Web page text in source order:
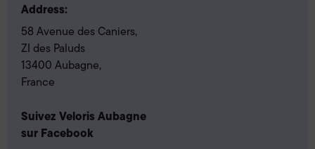
Address:
58 Avenue des Caniers,
ZI des Paluds
13400 Aubagne,
France
Suivez Veloris Aubagne
sur Facebook